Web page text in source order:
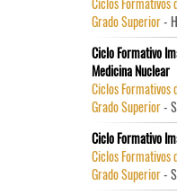
Grado Superior-
Ciclo Formativo
Medicina Nuclear
Ciclos Formativos
Grado Superior-
Ciclo Formativo
Ciclos Formativos
Grado Superior-